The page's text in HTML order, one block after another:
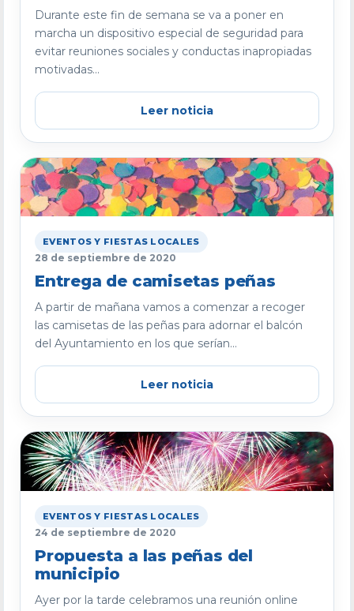
Durante este fin de semana se va a poner en
marcha un dispositivo especial de seguridad para
evitar reuniones sociales y conductas inapropiadas
motivadas...
Leer noticia
EVENTOS Y FIESTAS LOCALES
28 de septiembre de 2020
Entrega de camisetas peñas
A partir de mañana vamos a comenzar a recoger
las camisetas de las peñas para adornar el balcón
del Ayuntamiento en los que serían...
Leer noticia
EVENTOS Y FIESTAS LOCALES
24 de septiembre de 2020
Propuesta a las peñas del
municipio
Ayer por la tarde celebramos una reunión online